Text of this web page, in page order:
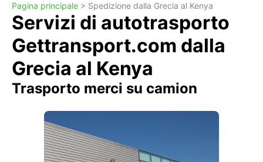
Pagina principale > Spedizione dalla Grecia al Kenya
Servizi di autotrasporto
Gettransport.com dalla
Grecia al Kenya
Trasporto merci su camion